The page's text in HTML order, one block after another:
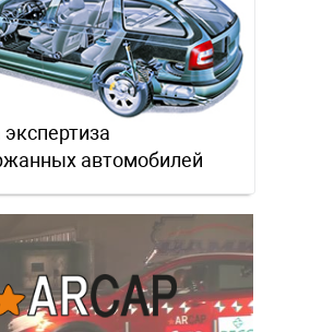
автомобилей